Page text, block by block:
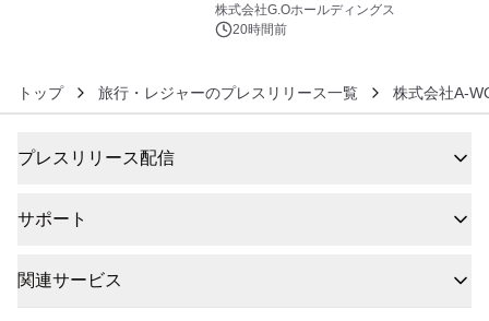
株式会社G.Oホールディングス
20時間前
トップ 旅行・レジャーのプレスリリース一覧 株式会社A-
プレスリリース配信
サポート
関連サービス